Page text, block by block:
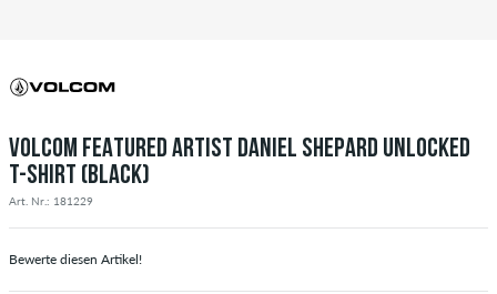
VOLCOM FEATURED ARTIST DANIEL SHEPARD UNLOCKED
T-SHIRT (BLACK)
Art. Nr.: 181229
Bewerte diesen Artikel!